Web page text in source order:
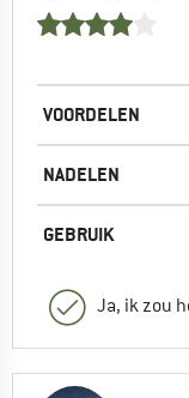
VOORDELEN
NADELEN
GEBRUIK
Ja, ik zou